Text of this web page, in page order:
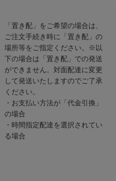
「置き配」をご希望の場合は、
ご注文手続き時に「置き配」の
場所等をご指定ください。※以
下の場合は「置き配」での発送
ができません。対面配達に変更
して発送いたしますのでご了承
ください。
・お支払い方法が「代金引換」
の場合
・時間指定配達を選択されてい
る場合